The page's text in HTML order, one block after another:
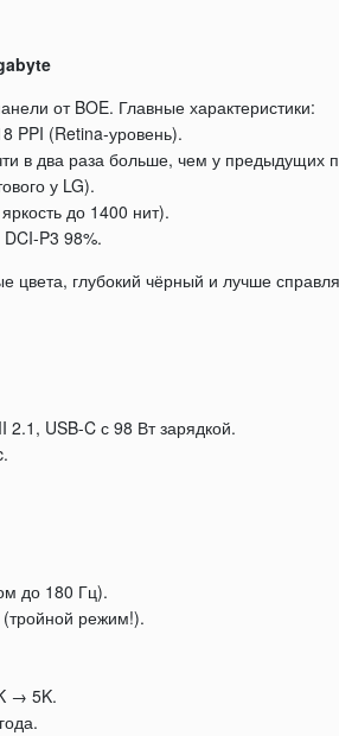
от BOE. Главные характеристики:
PPI (Retina-уровень).
в два раза больше, чем у предыдущих
у LG).
до 1400 нит).
P3 98%.
глубокий чёрный и лучше
USB-C с 98 Вт зарядкой.
до 180 Гц).
режим!).
→ 5K.